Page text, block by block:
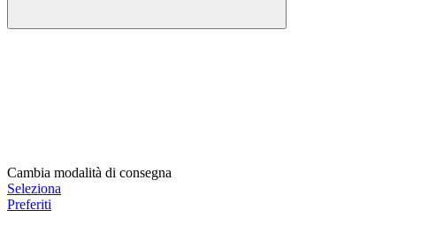
Cambia modalità di consegna
Seleziona
Preferiti